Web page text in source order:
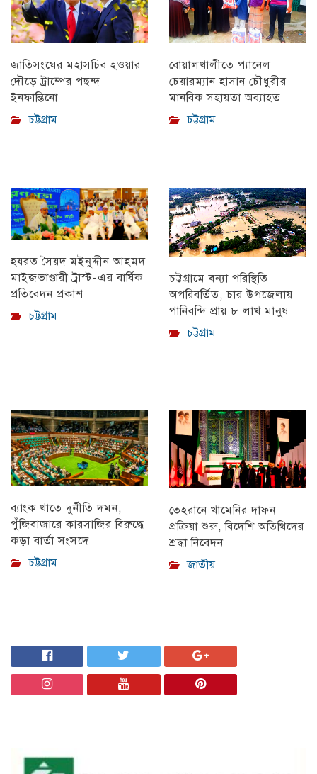
জাতিসংঘের মহাসচিব হওয়ার
দৌড়ে ট্রাম্পের পছন্দ
ইনফান্তিনো
চট্টগ্রাম
বোয়ালখালীতে প্যানেল
চেয়ারম্যান হাসান চৌধুরীর
মানবিক সহায়তা অব্যাহত
চট্টগ্রাম
হযরত সৈয়দ মইনুদ্দীন আহমদ
মাইজভাণ্ডারী ট্রাস্ট-এর বার্ষিক
প্রতিবেদন প্রকাশ
চট্টগ্রাম
চট্টগ্রামে বন্যা পরিস্থিতি
অপরিবর্তিত, চার উপজেলায়
পানিবন্দি প্রায় ৮ লাখ মানুষ
চট্টগ্রাম
ব্যাংক খাতে দুর্নীতি দমন,
পুঁজিবাজারে কারসাজির বিরুদ্ধে
কড়া বার্তা সংসদে
চট্টগ্রাম
তেহরানে খামেনির দাফন
প্রক্রিয়া শুরু, বিদেশি অতিথিদের
শ্রদ্ধা নিবেদন
জাতীয়